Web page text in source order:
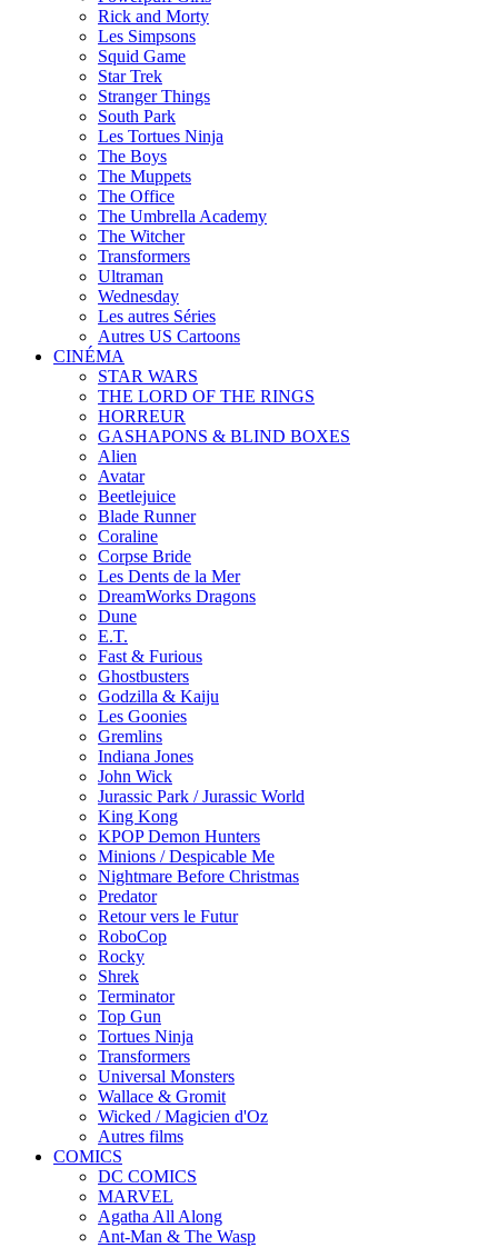
Rick and Morty
Les Simpsons
Squid Game
Star Trek
Stranger Things
South Park
Les Tortues Ninja
The Boys
The Muppets
The Office
The Umbrella Academy
The Witcher
Transformers
Ultraman
Wednesday
Les autres Séries
Autres US Cartoons
CINÉMA
STAR WARS
THE LORD OF THE RINGS
HORREUR
GASHAPONS & BLIND BOXES
Alien
Avatar
Beetlejuice
Blade Runner
Coraline
Corpse Bride
Les Dents de la Mer
DreamWorks Dragons
Dune
E.T.
Fast & Furious
Ghostbusters
Godzilla & Kaiju
Les Goonies
Gremlins
Indiana Jones
John Wick
Jurassic Park / Jurassic World
King Kong
KPOP Demon Hunters
Minions / Despicable Me
Nightmare Before Christmas
Predator
Retour vers le Futur
RoboCop
Rocky
Shrek
Terminator
Top Gun
Tortues Ninja
Transformers
Universal Monsters
Wallace & Gromit
Wicked / Magicien d'Oz
Autres films
COMICS
DC COMICS
MARVEL
Agatha All Along
Ant-Man & The Wasp